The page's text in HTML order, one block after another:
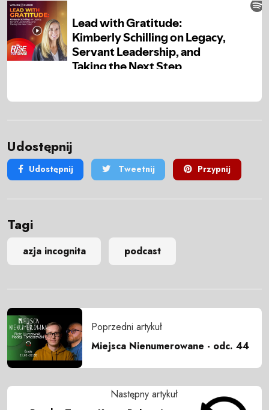
Udostępnij
Udostępnij Tweetnij Przypnij
Tagi
azja incognita podcast
Poprzedni artykuł
Miejsca Nienumerowane - odc. 44
Następny artykuł